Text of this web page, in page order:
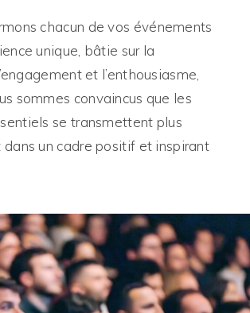
chacun de vos événements
unique, bâtie sur la
et l’enthousiasme,
sommes convaincus que les
se transmettent plus
un cadre positif et inspirant